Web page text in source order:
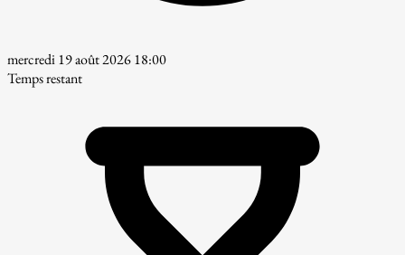
mercredi 19 août 2026 18:00
Temps restant